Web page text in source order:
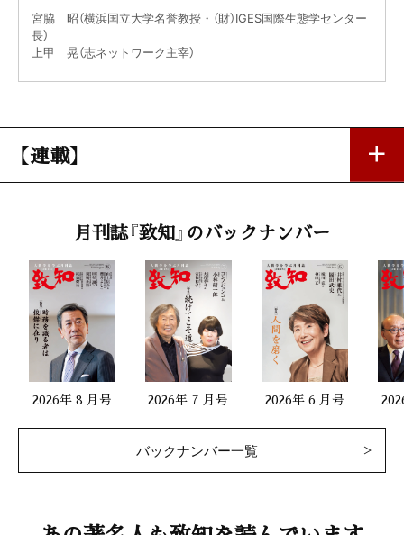
宮脇 昭（横浜国立大学名誉教授・（財）IGES国際生態学センター
長）
上甲 晃（志ネットワーク主宰）
【連載】
私の座右銘
佐野和夫（公益財団法人日本水泳連盟会長）
第一線で活躍する女性
桜林美佐（ジャーナリスト）
生涯現役82
儒者たちの系譜19
月刊誌『致知』のバックナンバー
2026年 8 月号 2026年 7 月号 2026年 6 月号
バックナンバー一覧